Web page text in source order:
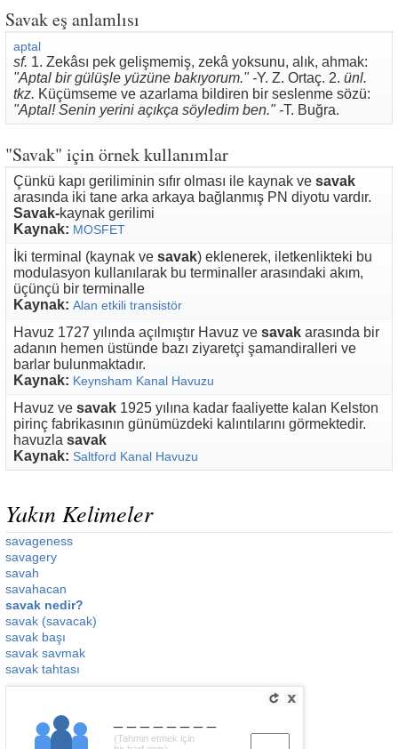
Savak eş anlamlısı
aptal
sf. 1. Zekâsı pek gelişmemiş, zekâ yoksunu, alık, ahmak:
"Aptal bir gülüşle yüzüne bakıyorum." -Y. Z. Ortaç. 2. ünl.
tkz. Küçümseme ve azarlama bildiren bir seslenme sözü:
"Aptal! Senin yerini açıkça söyledim ben." -T. Buğra.
"Savak" için örnek kullanımlar
Çünkü kapı geriliminin sıfır olması ile kaynak ve savak
arasında iki tane arka arkaya bağlanmış PN diyotu vardır.
Savak-kaynak gerilimi
Kaynak: MOSFET
İki terminal (kaynak ve savak) eklenerek, iletkenlikteki bu
modulasyon kullanılarak bu terminaller arasındaki akım,
üçünçü bir terminalle
Kaynak: Alan etkili transistör
Havuz 1727 yılında açılmıştır Havuz ve savak arasında bir
adanın hemen üstünde bazı ziyaretçi şamandiralleri ve
barlar bulunmaktadır.
Kaynak: Keynsham Kanal Havuzu
Havuz ve savak 1925 yılına kadar faaliyette kalan Kelston
pirinç fabrikasının günümüzdeki kalıntılarını görmektedir.
havuzla savak
Kaynak: Saltford Kanal Havuzu
Yakın Kelimeler
savageness
savagery
savah
savahacan
savak nedir?
savak (savacak)
savak başı
savak savmak
savak tahtası
(Tahmin etmek için